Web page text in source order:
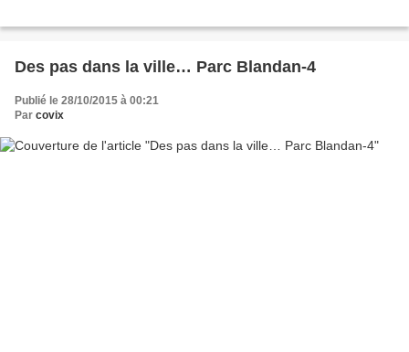
Des pas dans la ville… Parc Blandan-4
Publié le 28/10/2015 à 00:21
Par covix